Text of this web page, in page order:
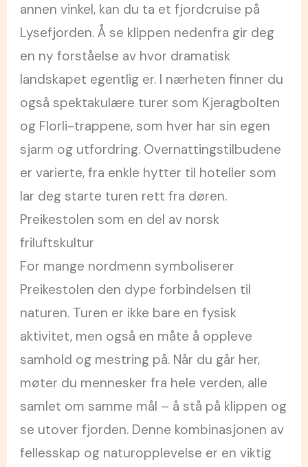
annen vinkel, kan du ta et fjordcruise på
Lysefjorden. Å se klippen nedenfra gir deg
en ny forståelse av hvor dramatisk
landskapet egentlig er. I nærheten finner du
også spektakulære turer som Kjeragbolten
og Florli-trappene, som hver har sin egen
sjarm og utfordring. Overnattingstilbudene
er varierte, fra enkle hytter til hoteller som
lar deg starte turen rett fra døren.
Preikestolen som en del av norsk
friluftskultur
For mange nordmenn symboliserer
Preikestolen den dype forbindelsen til
naturen. Turen er ikke bare en fysisk
aktivitet, men også en måte å oppleve
samhold og mestring på. Når du går her,
møter du mennesker fra hele verden, alle
samlet om samme mål – å stå på klippen og
se utover fjorden. Denne kombinasjonen av
fellesskap og naturopplevelse er en viktig